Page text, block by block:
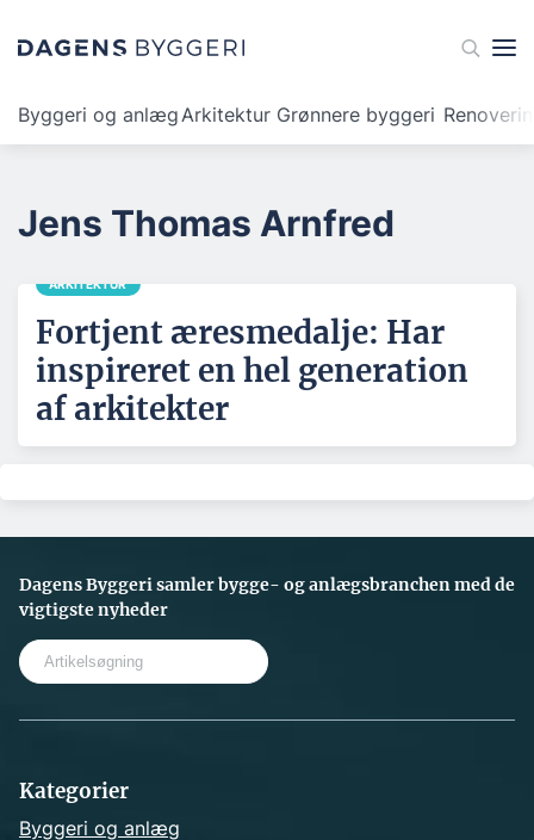
Byggeri og anlægArkitektur Grønnere byggeri
Jens Thomas Arnfred
ARKITEKTUR
Fortjent æresmedalje: Har
inspireret en hel generation
af arkitekter
Dagens Byggeri samler bygge- og anlægsbranchen med de
vigtigste nyheder
Kategorier
Byggeri og anlæg